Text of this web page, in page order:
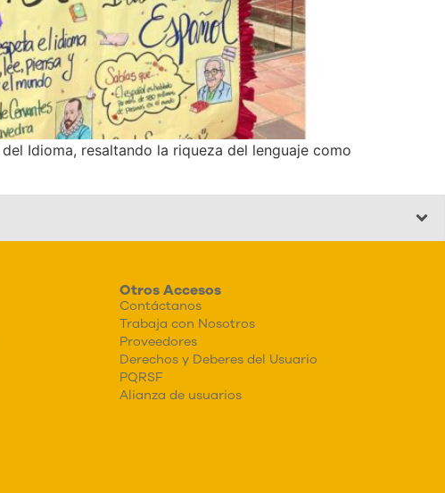
Idioma, resaltando la riqueza del lenguaje como
Otros Accesos
Contáctanos
Trabaja con Nosotros
Proveedores
Derechos y Deberes del Usuario
PQRSF
Alianza de usuarios